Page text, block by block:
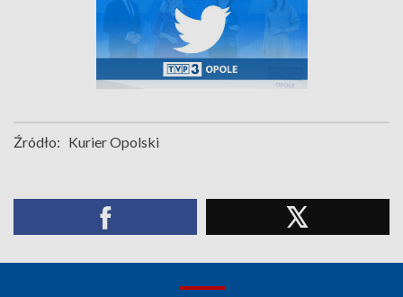
Źródło: Kurier Opolski